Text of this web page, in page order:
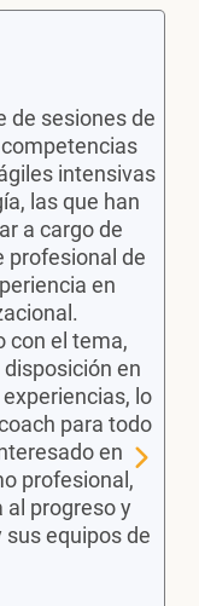
de sesiones de
intensivas
las que han
a cargo de
profesional de
en
con el tema,
en
lo
para todo
en
profesional,
progreso y
equipos de